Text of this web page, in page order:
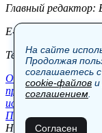
Главный редактор:
E-mail:
Тел.: +7 (921) 720-
Общество
проекте Шоу-бизнес
использования
Пользовательское
Новости,
На сайте
Продолжая
соглашаетесь с
cookie-файлов и
соглашением
Согласен